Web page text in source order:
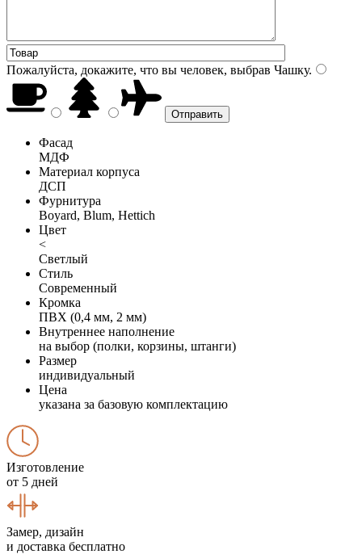
Пожалуйста, докажите, что вы человек, выбрав Чашку.
Фасад
МДФ
Материал корпуса
ДСП
Фурнитура
Boyard, Blum, Hettich
Цвет
<
Светлый
Стиль
Современный
Кромка
ПВХ (0,4 мм, 2 мм)
Внутреннее наполнение
на выбор (полки, корзины, штанги)
Размер
индивидуальный
Цена
указана за базовую комплектацию
Изготовление
от 5 дней
Замер, дизайн
и доставка бесплатно